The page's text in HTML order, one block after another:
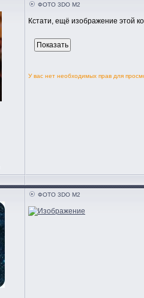
ФОТО 3DO M2
Кстати, ещё изображение этой
У вас нет необходимых прав для
ФОТО 3DO M2